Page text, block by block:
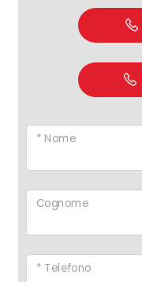
* Nome
Cognome
* Telefono